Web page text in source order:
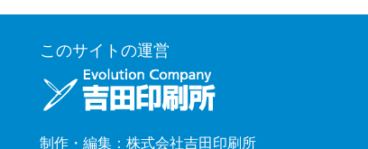
このサイトの運営
制作・編集：株式会社吉田印刷所